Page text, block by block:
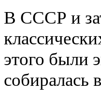
В СССР и
этого были
собиралась